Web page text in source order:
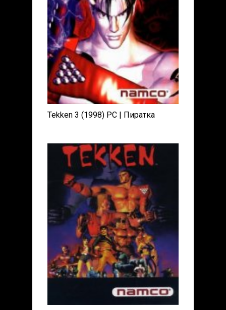
Tekken 3 (1998) PC | Пиратка